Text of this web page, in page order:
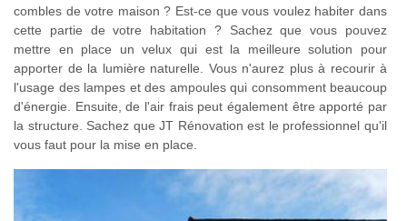
combles de votre maison ? Est-ce que vous voulez habiter dans
cette partie de votre habitation ? Sachez que vous pouvez
mettre en place un velux qui est la meilleure solution pour
apporter de la lumière naturelle. Vous n'aurez plus à recourir à
l'usage des lampes et des ampoules qui consomment beaucoup
d'énergie. Ensuite, de l'air frais peut également être apporté par
la structure. Sachez que JT Rénovation est le professionnel qu'il
vous faut pour la mise en place.